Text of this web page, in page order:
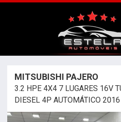
MITSUBISHI PAJERO
3.2 HPE 4X4 7 LUGARES 16V
DIESEL 4P AUTOMÁTICO 2016